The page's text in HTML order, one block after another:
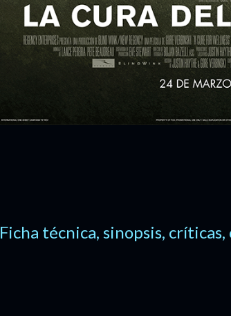
Ficha técnica, sinopsis,